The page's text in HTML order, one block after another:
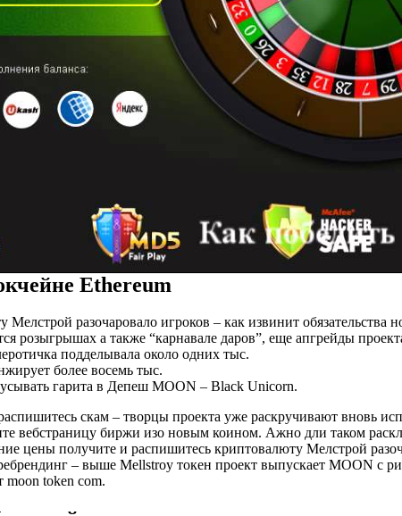
Ethereum
разочаровало игроков – как извинит обязательства
розыгрышах а также “карнавале даров”, еще апгрейды
подделывала около одних тыс.
более восемь тыс.
гарита в Депеш MOON – Black Unicorn.
скам – творцы проекта уже раскручивают вновь
вебстраницу биржи изо новым коином. Ажно дли таком
получите и распишитесь криптовалюту Мелстрой
– выше Mellstroy токен проект выпускает MOON с
moon token com.